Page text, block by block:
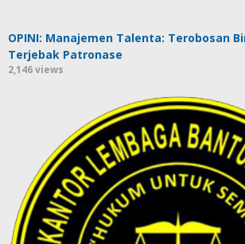
OPINI: Manajemen Talenta: Terobosan
Terjebak Patronase
2,146 views